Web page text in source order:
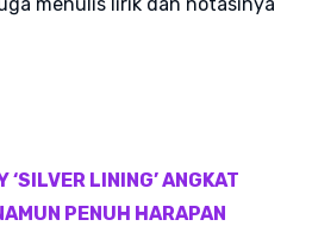
LINING’ ANGKAT
PENUH HARAPAN